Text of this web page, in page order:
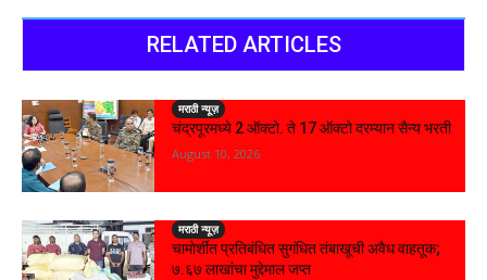
RELATED ARTICLES
मराठी न्यूज़
चंद्रपूरमध्ये 2 ऑक्टो. ते 17 ऑक्टो दरम्यान सैन्य भरती
August 10, 2026
मराठी न्यूज़
चामोर्शीत प्रतिबंधित सुगंधित तंबाखूची अवैध वाहतूक;
₹७.६७ लाखांचा मुद्देमाल जप्त